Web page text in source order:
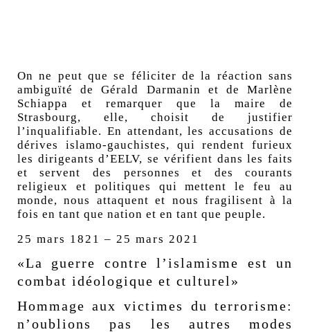
On ne peut que se féliciter de la réaction sans
ambiguïté de Gérald Darmanin et de Marlène
Schiappa et remarquer que la maire de
Strasbourg, elle, choisit de justifier
l’inqualifiable. En attendant, les accusations de
dérives islamo-gauchistes, qui rendent furieux
les dirigeants d’EELV, se vérifient dans les faits
et servent des personnes et des courants
religieux et politiques qui mettent le feu au
monde, nous attaquent et nous fragilisent à la
fois en tant que nation et en tant que peuple.
25 mars 1821 – 25 mars 2021
«La guerre contre l’islamisme est un
combat idéologique et culturel»
Hommage aux victimes du terrorisme:
n’oublions pas les autres modes